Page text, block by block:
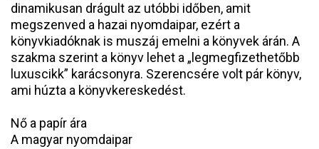
dinamikusan drágult az utóbbi időben, amit
megszenved a hazai nyomdaipar, ezért a
könyvkiadóknak is muszáj emelni a könyvek árán. A
szakma szerint a könyv lehet a „legmegfizethetőbb
luxuscikk” karácsonyra. Szerencsére volt pár könyv,
ami húzta a könyvkereskedést.
Nő a papír ára
A magyar nyomdaipar